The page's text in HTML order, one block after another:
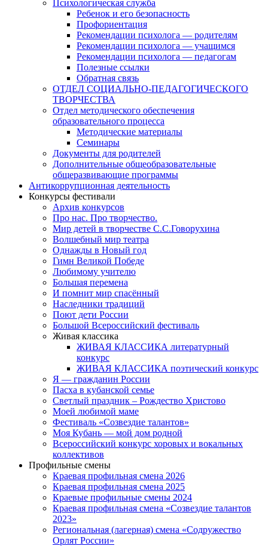
Психологическая служба
Ребенок и его безопасность
Профориентация
Рекомендации психолога — родителям
Рекомендации психолога — учащимся
Рекомендации психолога — педагогам
Полезные ссылки
Обратная связь
ОТДЕЛ СОЦИАЛЬНО-ПЕДАГОГИЧЕСКОГО
ТВОРЧЕСТВА
Отдел методического обеспечения
образовательного процесса
Методические материалы
Семинары
Документы для родителей
Дополнительные общеобразовательные
общеразвивающие программы
Антикоррупционная деятельность
Конкурсы фестивали
Архив конкурсов
Про нас. Про творчество.
Мир детей в творчестве С.С.Говорухина
Волшебный мир театра
Однажды в Новый год
Гимн Великой Победе
Любимому учителю
Большая перемена
И помнит мир спасённый
Наследники традиций
Поют дети России
Большой Всероссийский фестиваль
Живая классика
ЖИВАЯ КЛАССИКА литературный
конкурс
ЖИВАЯ КЛАССИКА поэтический конкурс
Я — гражданин России
Пасха в кубанской семье
Светлый праздник – Рождество Христово
Моей любимой маме
Фестиваль «Созвездие талантов»
Моя Кубань — мой дом родной
Всероссийский конкурс хоровых и вокальных
коллективов
Профильные смены
Краевая профильная смена 2026
Краевая профильная смена 2025
Краевые профильные смены 2024
Краевая профильная смена «Созвездие талантов
2023»
Региональная (лагерная) смена «Содружество
Орлят России»